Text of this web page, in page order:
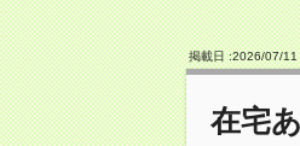
掲載日 :2026/07/11
在宅